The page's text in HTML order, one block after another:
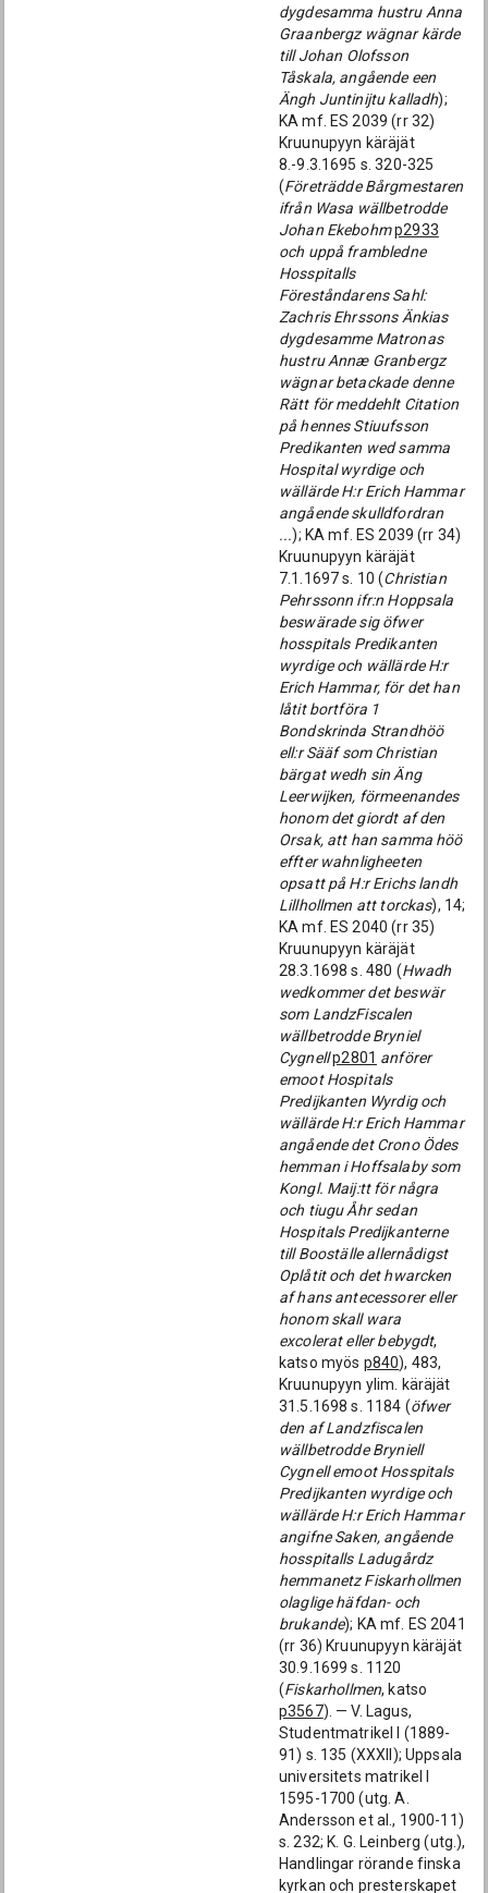
dygdesamma hustru Anna
Graanbergz wägnar kärde
till Johan Olofsson
Tåskala, angående een
Ängh Juntinijtu kalladh);
KA mf. ES 2039 (rr 32)
Kruunupyyn käräjät
8.-9.3.1695 s. 320-325
(Företrädde Bårgmestaren
ifrån Wasa wällbetrodde
Johan Ekebohmp2933
och uppå frambledne
Hosspitalls
Föreståndarens Sahl:
Zachris Ehrssons Änkias
dygdesamme Matronas
hustru Annæ Granbergz
wägnar betackade denne
Rätt för meddehlt Citation
på hennes Stiuufsson
Predikanten wed samma
Hospital wyrdige och
wällärde H:r Erich Hammar
angående skulldfordran
...); KA mf. ES 2039 (rr 34)
Kruunupyyn käräjät
7.1.1697 s. 10 (Christian
Pehrssonn ifr:n Hoppsala
beswärade sig öfwer
hosspitals Predikanten
wyrdige och wällärde H:r
Erich Hammar, för det han
låtit bortföra 1
Bondskrinda Strandhöö
ell:r Sääf som Christian
bärgat wedh sin Äng
Leerwijken, förmeenandes
honom det giordt af den
Orsak, att han samma höö
effter wahnligheeten
opsatt på H:r Erichs landh
Lillhollmen att torckas), 14;
KA mf. ES 2040 (rr 35)
Kruunupyyn käräjät
28.3.1698 s. 480 (Hwadh
wedkommer det beswär
som LandzFiscalen
wällbetrodde Bryniel
Cygnellp2801 anförer
emoot Hospitals
Predijkanten Wyrdig och
wällärde H:r Erich Hammar
angående det Crono Ödes
hemman i Hoffsalaby som
Kongl. Maij:tt för några
och tiugu Åhr sedan
Hospitals Predijkanterne
till Booställe allernådigst
Oplåtit och det hwarcken
af hans antecessorer eller
honom skall wara
excolerat eller bebygdt,
katso myös p840), 483,
Kruunupyyn ylim. käräjät
31.5.1698 s. 1184 (öfwer
den af Landzfiscalen
wällbetrodde Bryniell
Cygnell emoot Hosspitals
Predijkanten wyrdige och
wällärde H:r Erich Hammar
angifne Saken, angående
hosspitalls Ladugårdz
hemmanetz Fiskarhollmen
olaglige häfdan- och
brukande); KA mf. ES 2041
(rr 36) Kruunupyyn käräjät
30.9.1699 s. 1120
(Fiskarhollmen, katso
p3567). — V. Lagus,
Studentmatrikel I (1889-
91) s. 135 (XXXII); Uppsala
universitets matrikel I
1595-1700 (utg. A.
Andersson et al., 1900-11)
s. 232; K. G. Leinberg (utg.),
Handlingar rörande finska
kyrkan och presterskapet